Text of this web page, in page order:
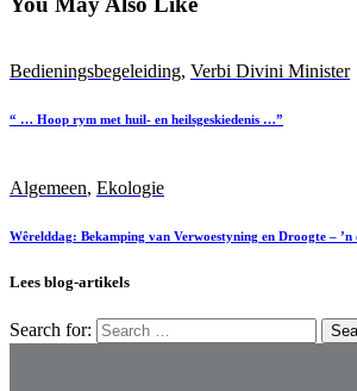
Bedieningsbegeleiding, Verbi Divini Minister
“ … Hoop rym met huil- en heilsgeskiedenis …”
Algemeen, Ekologie
Wêrelddag: Bekamping van Verwoestyning en Droogte –
Lees blog-artikels
Search for: